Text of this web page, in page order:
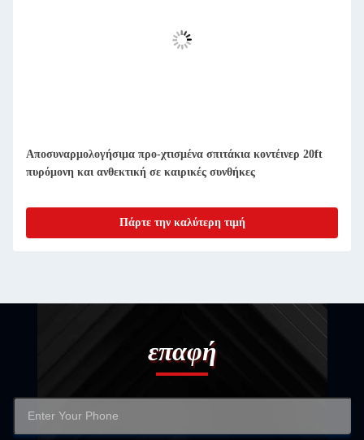
Οικίες με συμπαγές αποσυναρμολογητέο προετοιμασμένο
δοχείο
Πάρτε την καλύτερη τιμή
επαφή